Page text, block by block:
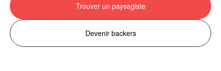
Trouver un paysagiste
Devenir backers